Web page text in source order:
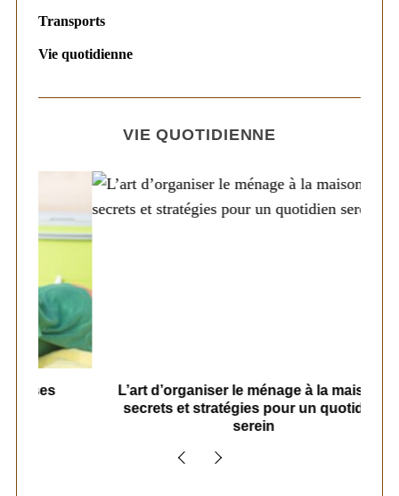
Transports
Vie quotidienne
VIE QUOTIDIENNE
L’art d’organiser le ménage à la maison :
secrets et stratégies pour un quotidien